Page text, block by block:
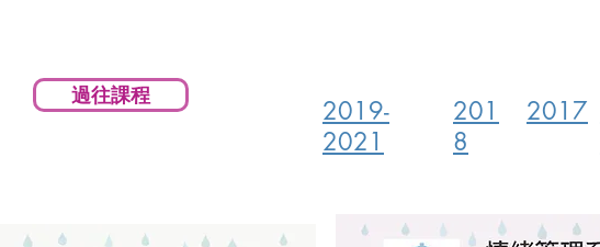
過往課程
2019-
2021
201
8
2017